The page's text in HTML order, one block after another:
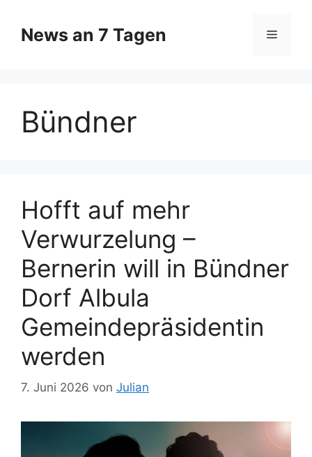
Inhalt
springen
News an 7 Tagen Menü
Bündner
Hofft auf mehr
Verwurzelung –
Bernerin will in Bündner
Dorf Albula
Gemeindepräsidentin
werden
7. Juni 2026 von Julian